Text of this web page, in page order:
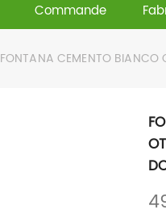
Commande
FONTANA CEMENTO BIANCO